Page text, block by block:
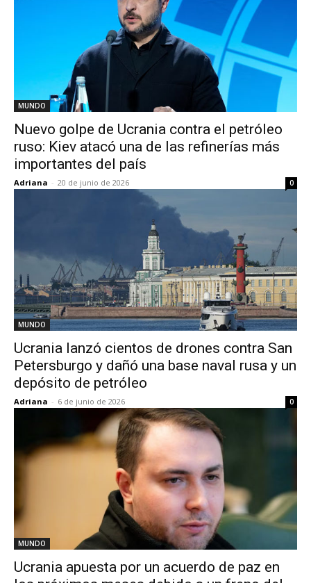
MUNDO
Nuevo golpe de Ucrania contra el petróleo
ruso: Kiev atacó una de las refinerías más
importantes del país
Adriana - 20 de junio de 2026 0
MUNDO
Ucrania lanzó cientos de drones contra San
Petersburgo y dañó una base naval rusa y un
depósito de petróleo
Adriana - 6 de junio de 2026 0
MUNDO
Ucrania apuesta por un acuerdo de paz en